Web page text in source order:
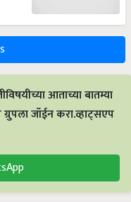
आताच्या बातम्या
जॉईन करा.व्हाट्सएप